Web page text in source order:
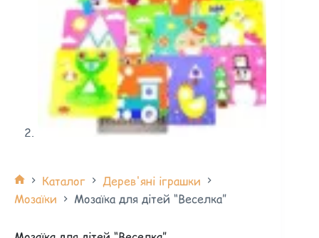
Каталог
Дерев'яні іграшки
Мозаїки
Мозаїка для дітей “Веселка”